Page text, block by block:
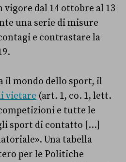
vigore dal 14 ottobre al 13
una serie di misure
e contrastare la
il mondo dello sport, il
vietare (art. 1, co. 1, lett.
e tutte le
sport di contatto […]
Una tabella
per le Politiche